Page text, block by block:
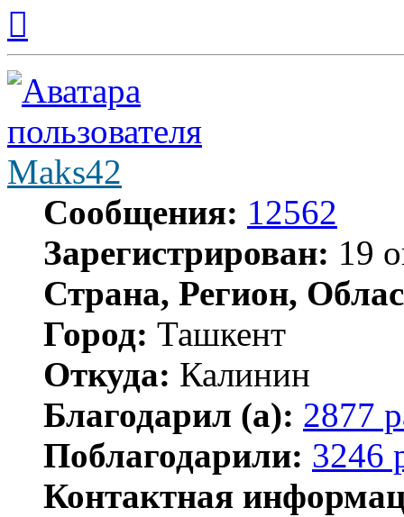
началу
Maks42
Сообщения: 12562
Зарегистрирован: 19
Страна, Регион,
Город: Ташкент
Откуда: Калинин
Благодарил (а): 2877
Поблагодарили: 3246
Контактная